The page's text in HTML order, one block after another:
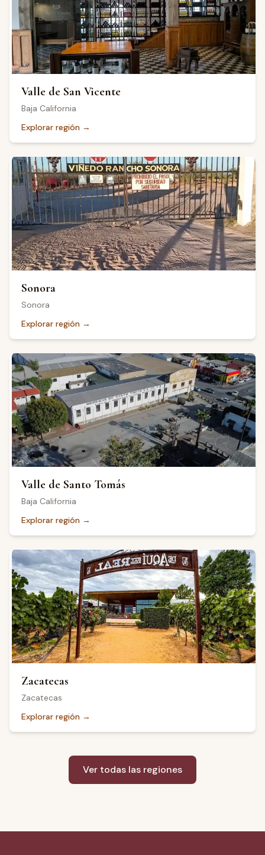
Valle de San Vicente
Baja California
Explorar región →
Sonora
Sonora
Explorar región →
Valle de Santo Tomás
Baja California
Explorar región →
Zacatecas
Zacatecas
Explorar región →
Ver todas las regiones